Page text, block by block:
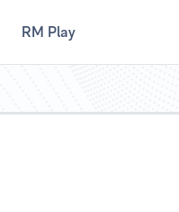
RM Play